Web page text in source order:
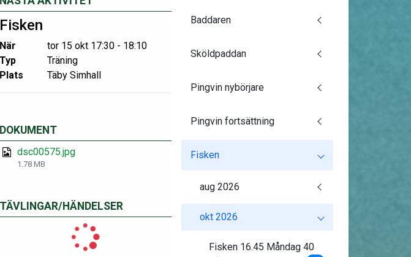
Fisken
När
tor 15 okt 17:30 - 18:10
Typ
Träning
Plats
Täby Simhall
DOKUMENT
dsc00575.jpg
1.78 MB
TÄVLINGAR/HÄNDELSER
Baddaren
Sköldpaddan
Pingvin nybörjare
Pingvin fortsättning
Fisken
aug 2026
okt 2026
Fisken 16.45 Måndag 40